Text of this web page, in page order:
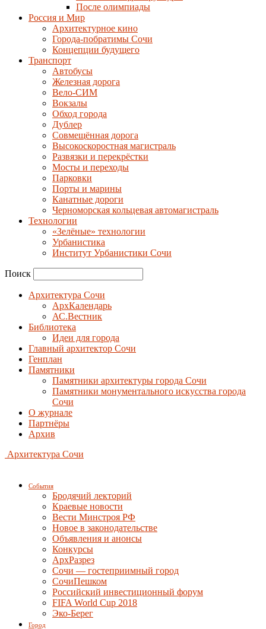
После олимпиады
Россия и Мир
Архитектурное кино
Города-побратимы Сочи
Концепции будущего
Транспорт
Автобусы
Железная дорога
Вело-СИМ
Вокзалы
Обход города
Дублер
Совмещённая дорога
Высокоскоростная магистраль
Развязки и перекрёстки
Мосты и переходы
Парковки
Порты и марины
Канатные дороги
Черноморская кольцевая автомагистраль
Технологии
«Зелёные» технологии
Урбанистика
Институт Урбанистики Сочи
Поиск
Архитектура Сочи
АрхКалендарь
АС.Вестник
Библиотека
Идеи для города
Главный архитектор Сочи
Генплан
Памятники
Памятники архитектуры города Сочи
Памятники монументального искусства города
Сочи
О журнале
Партнёры
Архив
Архитектура Сочи
События
Бродячий лекторий
Краевые новости
Вести Минстроя РФ
Новое в законодательстве
Объявления и анонсы
Конкурсы
АрхРазрез
Сочи — гостеприимный город
СочиПешком
Российский инвестиционный форум
FIFA World Cup 2018
Эко-Берег
Город